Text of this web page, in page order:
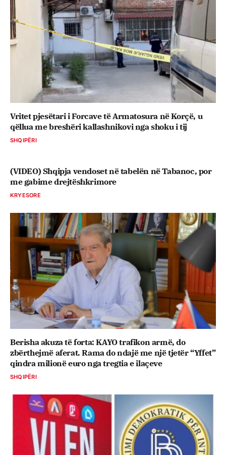
Vritet pjesëtari i Forcave të Armatosura në Korçë, u
qëllua me breshëri kallashnikovi nga shoku i tij
SHQIPËRI
(VIDEO) Shqipja vendoset në tabelën në Tabanoc, por
me gabime drejtëshkrimore
KRYESORE
Berisha akuza të forta: KAYO trafikon armë, do
zbërthejmë aferat. Rama do ndajë me një tjetër “Yffet”
qindra milionë euro nga tregtia e ilaçeve
SHQIPËRI